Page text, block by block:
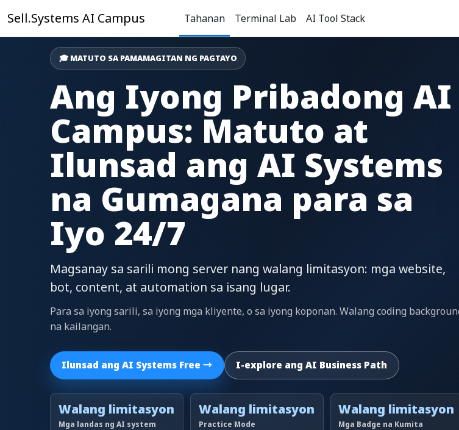
Sell.Systems AI Campus Tahanan Terminal Lab AI Tool Stack
🎓 MATUTO SA PAMAMAGITAN NG PAGTAYO
Ang Iyong Pribadong AI
Campus: Matuto at
Ilunsad ang AI Systems
na Gumagana para sa
Iyo 24/7
Magsanay sa sarili mong server nang walang limitasyon: mga website,
bot, content, at automation sa isang lugar.
Para sa iyong sarili, sa iyong mga kliyente, o sa iyong koponan. Walang coding
na kailangan.
Ilunsad ang AI Systems Free → I-explore ang AI Business Path
Walang limitasyon
Mga landas ng AI system
Walang limitasyon
Practice Mode
Walang limitasyon
Mga Badge na Kumita